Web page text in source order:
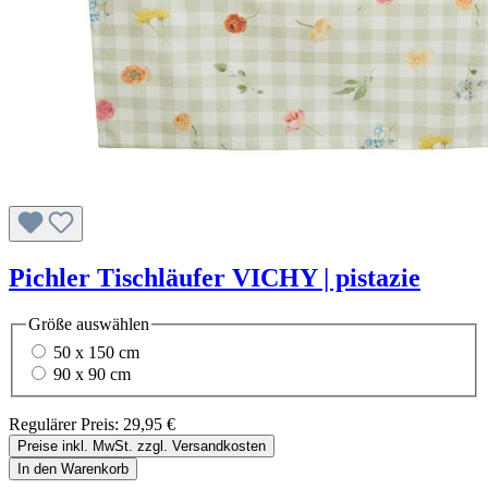
Pichler Tischläufer VICHY | pistazie
Größe auswählen
50 x 150 cm
90 x 90 cm
Regulärer Preis: 29,95 €
Preise inkl. MwSt. zzgl. Versandkosten
In den Warenkorb